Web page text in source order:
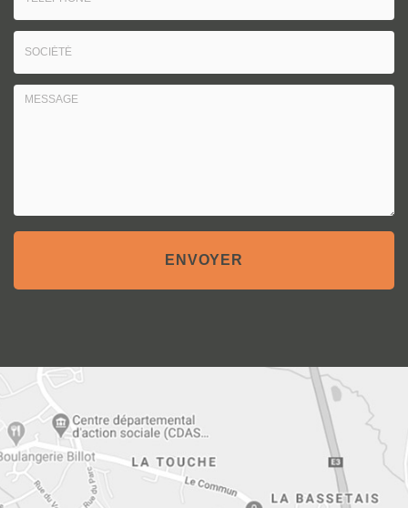
::
Tél.
:
Société
Message
*
ENVOYER